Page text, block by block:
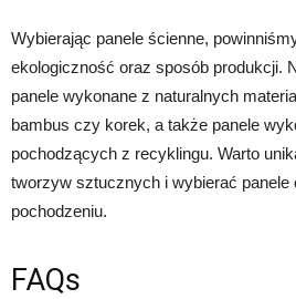
Wybierając panele ścienne,
ekologiczność oraz sposób produkcji.
panele wykonane z naturalnych
bambus czy korek, a także panele
pochodzących z recyklingu. Warto
tworzyw sztucznych i wybierać panele
pochodzeniu.
FAQs